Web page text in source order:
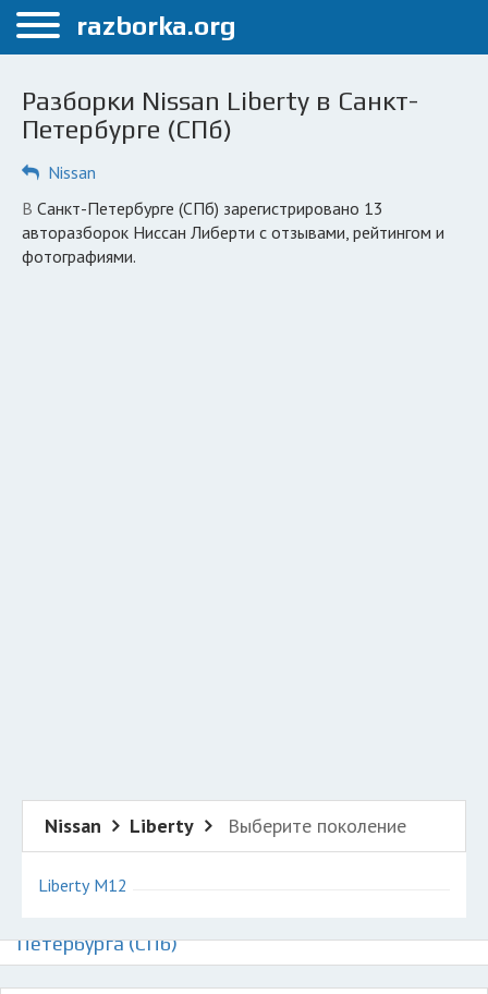
Меню
Санкт-Петербург
Автосервисы
Разборки Nissan Liberty в Санкт-
Петербурге (СПб)
Nissan
в Санкт-Петербурге (СПб) зарегистрировано 13
авторазборок Ниссан Либерти с отзывами, рейтингом и
фотографиями.
Nissan Liberty Выберите поколение
Liberty M12
Петербурга (СПб)
razborka.org